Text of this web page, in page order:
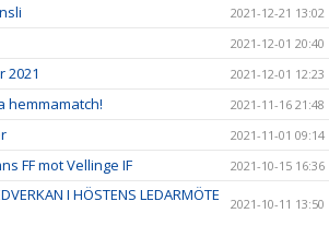
2021-12-21 13:02
2021-12-01 20:40
2021 2021-12-01 12:23
hemmamatch! 2021-11-16 21:48
2021-11-01 09:14
FF mot Vellinge IF 2021-10-15 16:36
I HÖSTENS LEDARMÖTE
2021-10-11 13:50